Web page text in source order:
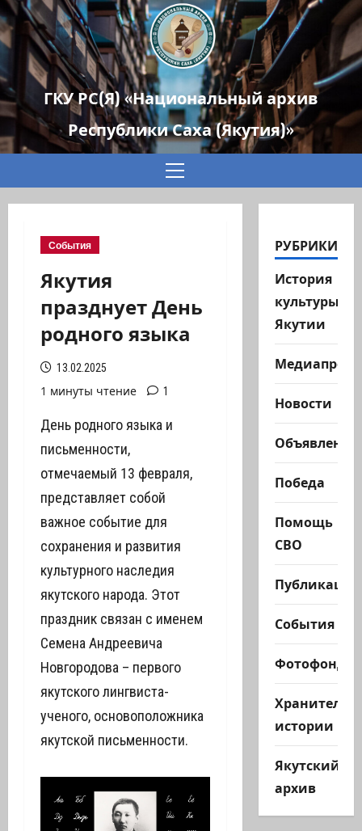
ГКУ РС(Я) «Национальный архив
Республики Саха (Якутия)»
Основное
События
Якутия
празднует День
родного языка
13.02.2025
1 минуты чтение 1
День родного языка и
письменности,
отмечаемый 13 февраля,
представляет собой
важное событие для
сохранения и развития
культурного наследия
якутского народа. Этот
праздник связан с именем
Семена Андреевича
Новгородова – первого
якутского лингвиста-
ученого, основоположника
якутской письменности.
РУБРИКИ
История
культуры
Якутии
Новости
Объявления
Победа
Помощь
СВО
Публикации
События
Фотофонд
Хранители
истории
Якутский
архив